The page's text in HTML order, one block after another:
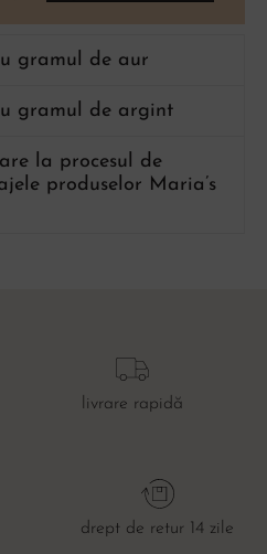
gramul de aur
gramul de argint
la procesul de
produselor Maria’s
livrare rapidă
drept de retur 14 zile